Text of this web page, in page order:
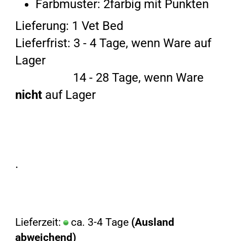
Farbmuster: 2farbig mit Punkten
Lieferung: 1 Vet Bed
Lieferfrist: 3 - 4 Tage, wenn Ware auf
Lager
14 - 28 Tage, wenn Ware
nicht auf Lager
.
Lieferzeit: ca. 3-4 Tage (Ausland
abweichend)